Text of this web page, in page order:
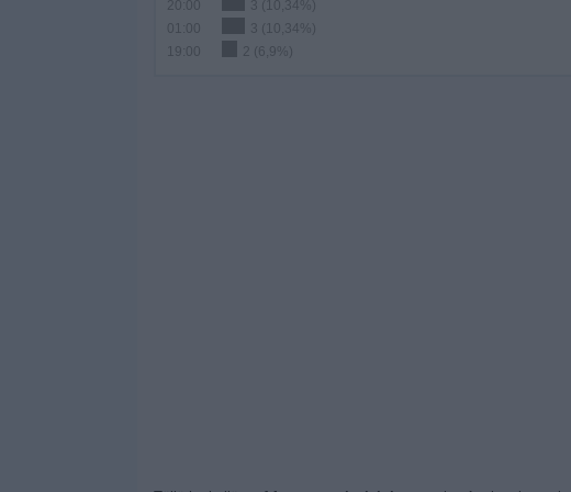
20:00
3 (10,34%)
3 (10,34%)
19:00
2 (6,9%)